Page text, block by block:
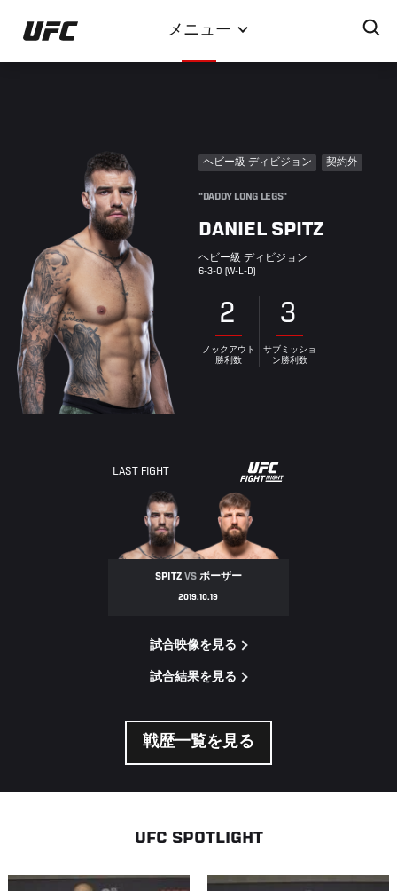
イ
ン
メニュー
ヘビー級 ディビジョン 契約外
"DADDY LONG LEGS"
DANIEL SPITZ
ヘビー級 ディビジョン
6-3-0 (W-L-D)
2
ノックアウト
勝利数
3
サブミッショ
ン勝利数
LAST FIGHT
UFC
FIGHT
NIGHT
SPITZ VSボーザー
2019.10.19
試合映像を見る
試合結果を見る
戦歴一覧を見る
UFC SPOTLIGHT